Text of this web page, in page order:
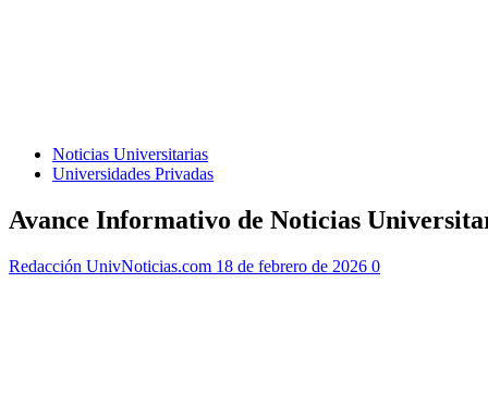
Noticias Universitarias
Universidades Privadas
Avance Informativo de Noticias
Redacción UnivNoticias.com 18 de febrero de 2026 0